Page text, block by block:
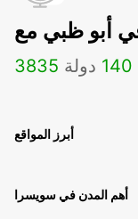
3835 140 دولة
أبرز المواقع
أهم المدن في سويسرا